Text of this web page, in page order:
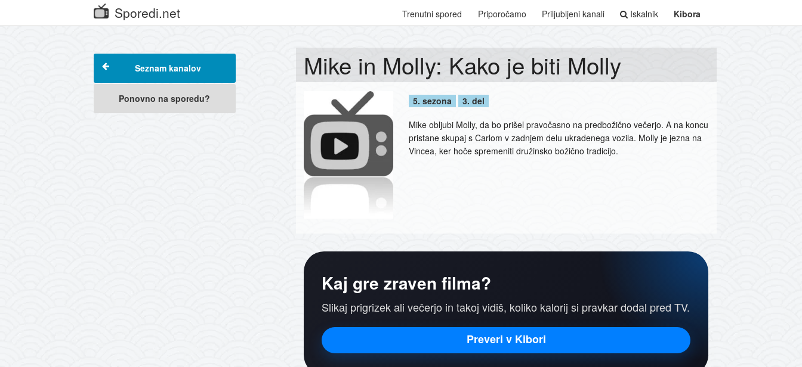
Sporedi.net Trenutni spored Priporočamo Priljubljeni kanali Iskalnik Kibora
Seznam kanalov
Ponovno na sporedu?
Mike in Molly: Kako je biti Molly
5. sezona
3. del
Mike obljubi Molly, da bo prišel pravočasno na predbožično večerjo. A na koncu
pristane skupaj s Carlom v zadnjem delu ukradenega vozila. Molly je jezna na
Vincea, ker hoče spremeniti družinsko božično tradicijo.
Kaj gre zraven filma?
Slikaj prigrizek ali večerjo in takoj vidiš, koliko kalorij si pravkar dodal pred TV.
Preveri v Kibori